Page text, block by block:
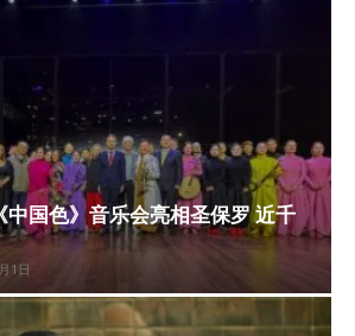
中国色》音乐会亮相圣保罗 近千
1日